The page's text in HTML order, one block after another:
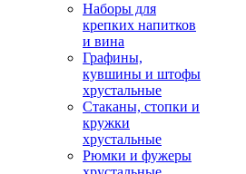
Наборы для
крепких напитков
и вина
Графины,
кувшины и штофы
хрустальные
Стаканы, стопки и
кружки
хрустальные
Рюмки и фужеры